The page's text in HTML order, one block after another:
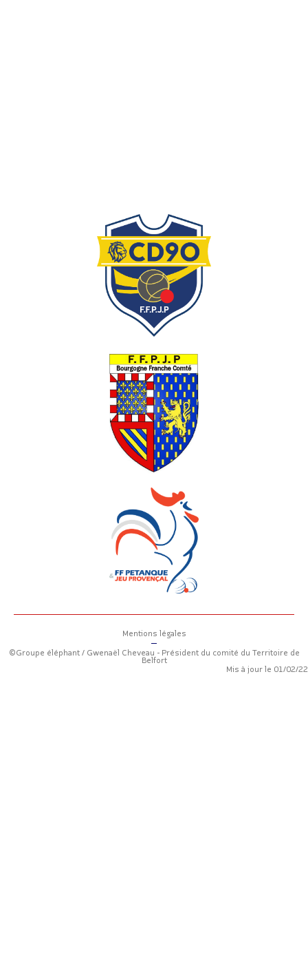
Mentions légales
©Groupe éléphant / Gwenaël Cheveau - Président du comité du Territoire de
Belfort
Mis à jour le 01/02/22